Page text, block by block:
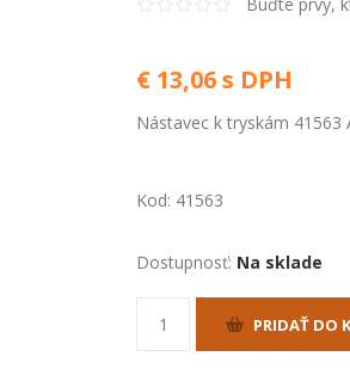
€ 13,06 s DPH
Nástavec k tryskám 41563
Kod: 41563
Dostupnosť: Na sklade
PRIDAŤ DO